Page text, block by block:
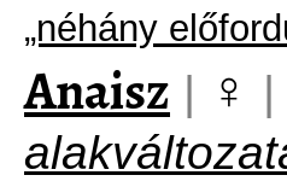
„néhány
Anaisz | ♀ |